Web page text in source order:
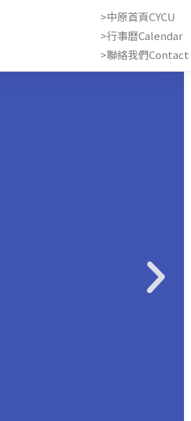
>中原首頁CYCU
>行事曆Calendar
>聯絡我們Contact